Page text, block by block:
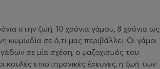
στην ζωή, 10 χρόνια γάμου, 8 χρόνια ως
κωμωδία σε ό,τι μας περιβάλλει. Οι γάμοι
σε μία σχέση, ο μαζοχισμός του
επιστημονικές έρευνες, η ζωή των